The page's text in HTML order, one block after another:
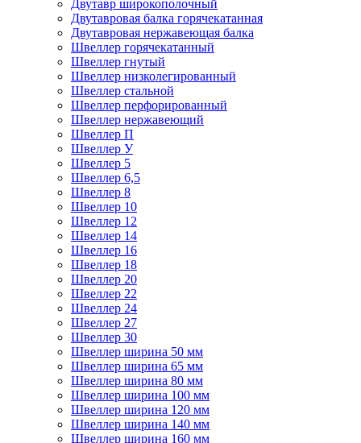
Двутавр широкополочный
Двутавровая балка горячекатанная
Двутавровая нержавеющая балка
Швеллер горячекатанный
Швеллер гнутый
Швеллер низколегированный
Швеллер стальной
Швеллер перфорированный
Швеллер нержавеющий
Швеллер П
Швеллер У
Швеллер 5
Швеллер 6,5
Швеллер 8
Швеллер 10
Швеллер 12
Швеллер 14
Швеллер 16
Швеллер 18
Швеллер 20
Швеллер 22
Швеллер 24
Швеллер 27
Швеллер 30
Швеллер ширина 50 мм
Швеллер ширина 65 мм
Швеллер ширина 80 мм
Швеллер ширина 100 мм
Швеллер ширина 120 мм
Швеллер ширина 140 мм
Швеллер ширина 160 мм